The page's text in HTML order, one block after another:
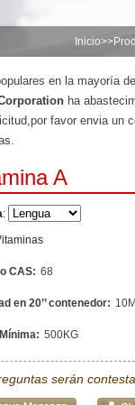
Inicio>>
en la mayoría
ha
favor envia un
A
:
CAS: 68
en 20’’ contenedor:
500KG
serán